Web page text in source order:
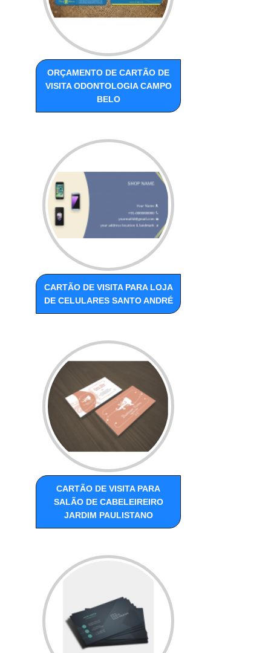
ORÇAMENTO DE CARTÃO DE
VISITA ODONTOLOGIA CAMPO
BELO
CARTÃO DE VISITA PARA LOJA
DE CELULARES SANTO ANDRÉ
CARTÃO DE VISITA PARA
SALÃO DE CABELEIREIRO
JARDIM PAULISTANO